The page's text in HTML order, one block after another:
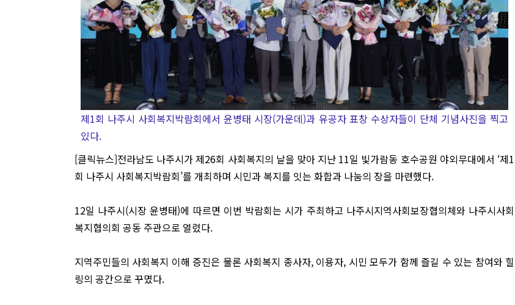
제1회 나주시 사회복지박람회에서 윤병태 시장(가운데)과 유공자 표창 수상자들이 단체 기념사진을 찍고
있다.
[클릭뉴스]전라남도 나주시가 제26회 사회복지의 날을 맞아 지난 11일 빛가람동 호수공원 야외무대에서 ‘제1
회 나주시 사회복지박람회’를 개최하며 시민과 복지를 잇는 화합과 나눔의 장을 마련했다.
12일 나주시(시장 윤병태)에 따르면 이번 박람회는 시가 주최하고 나주시지역사회보장협의체와 나주시사회
복지협의회 공동 주관으로 열렸다.
지역주민들의 사회복지 이해 증진은 물론 사회복지 종사자, 이용자, 시민 모두가 함께 즐길 수 있는 참여와 힐
링의 공간으로 꾸몄다.